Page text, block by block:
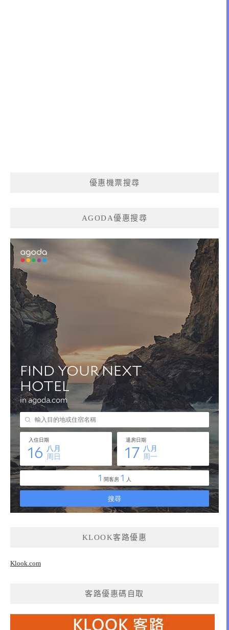
優惠機票搜尋
AGODA優惠搜尋
KLOOK客路優惠
Klook.com
客路優惠碼自取